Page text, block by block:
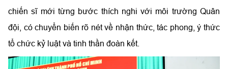
chiến sĩ mới từng bước thích nghi với môi trường Quân
đội, có chuyển biến rõ nét về nhận thức, tác phong, ý thức
tổ chức kỷ luật và tinh thần đoàn kết.